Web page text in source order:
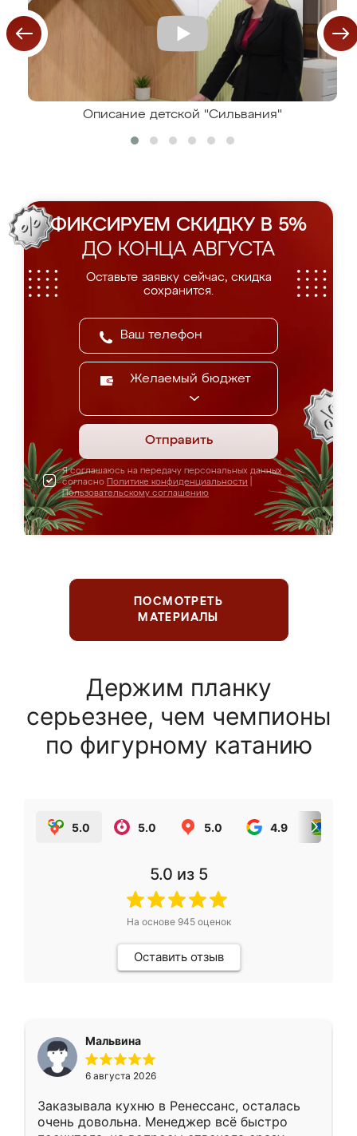
Описание детской "Сильвания"
ФИКСИРУЕМ СКИДКУ В 5%
ДО КОНЦА АВГУСТА
Оставьте заявку сейчас, скидка
сохранится.
Желаемый бюджет
Отправить
Я соглашаюсь на передачу персональных данных
согласно Политике конфиденциальности
Пользовательскому соглашению
ПОСМОТРЕТЬ
МАТЕРИАЛЫ
Держим планку
серьезнее, чем чемпионы
по фигурному катанию
5.0 5.0 5.0 4.9
5.0 из 5
На основе 945оценок
Оставить отзыв
Мальвина
6 августа 2026
Заказывала кухню в Ренессанс, осталась
очень довольна. Менеджер всё быстро